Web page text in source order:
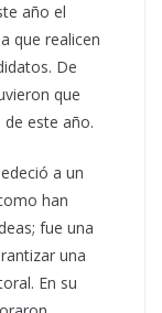
año el
que realicen
De
que
este año.
a un
han
fue una
una
En su